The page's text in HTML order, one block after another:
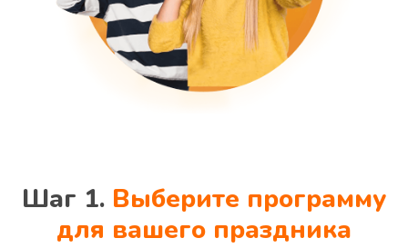
Шаг 1. Выберите программу
для вашего праздника